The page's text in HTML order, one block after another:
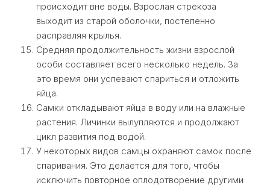
происходит вне воды. Взрослая стрекоза
выходит из старой оболочки, постепенно
расправляя крылья.
Средняя продолжительность жизни взрослой
особи составляет всего несколько недель. За
это время они успевают спариться и отложить
яйца.
Самки откладывают яйца в воду или на влажные
растения. Личинки вылупляются и продолжают
цикл развития под водой.
У некоторых видов самцы охраняют самок после
спаривания. Это делается для того, чтобы
исключить повторное оплодотворение другими